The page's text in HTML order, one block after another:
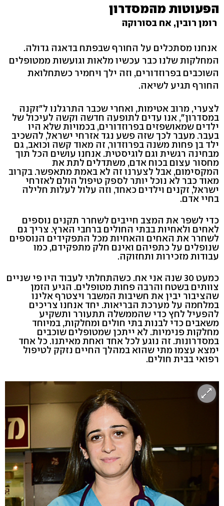
הפעוטות מהמסדרון
רומן רובין, אח בסורוקה
אנחנו מסתכלים על החורף שבפתח בדאגה גדולה.
המחלקות שלנו כבר עכשיו מלאות וגועשות ממטופלים
השוכבים בפרוזדורים, וזה ילך ויחמיר כשתחלואת
החורף תגיע לשיאה.
לצערי, מרוב אטימות, ואחרי שכבר התרגלנו ל"זקנה
במסדרון", אנו עדים לתופעה חדשה וקשה לעיכול של
ילדים שמאושפזים בפרוזדורים, בכמויות שלא היו
בעבר. מעבר לכך שזה פשע נגד אזרחי ישראל, להשכיב
ילד בן פחות משנה בפרוזדור, זה מאוד קשה וכואב, גם
מבחינה רגשית וגם לוגיסטית. אנחנו עושים הכל תוך
מחסור עצום בכוח אדם, משתדלים לתת את
המקסימום, אבל לצערנו זה לא באמת מתאפשר. בקרוב
מאוד כבר לא נוכל יותר לספק טיפול הולם לאזרחי
ישראל, זקנים וילדים כאחד, וזה עלול לעלות חלילה
בחיי אדם.
כדי לשפר את המצב חייבים לשחרר תקנים נוספים
לאחים ולאחיות בבתי החולים ברחבי הארץ. צריך גם
לשחרר את האחים והאחיות מכל התפקידים הנוספים
שנופלים על כתפיהם ואינם חלק מתפקידם, כמו
עבודות מזכירות ותחזוקה.
כמעט 30 שנה אני אח. כשהתחלתי לעבוד היו פי שניים
צוותים בשטח והרבה פחות מטופלים. הגיע הזמן
שהציבור יבין את חשיבות המשבר ויצטרף אלינו
במלחמה על מערכת הבריאות. יחד אנחנו צריכים
להפעיל לחץ כדי שהממשלה תתעורר ותשקיע
משאבים כדי לבנות בתי חולים ומחלקות, במיוחד
מחלקות פנימיות. לא ייתכן שמטופלים שוכבים
במסדרונות. זה נוגע לכל אחד ואחת מאיתנו. כל אחד
ימצא עצמו מתי שהוא במהלך החיים נזקק לטיפול
רפואי בבית חולים.